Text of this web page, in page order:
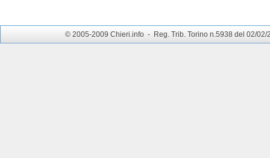
© 2005-2009 Chieri.info - Reg. Trib. Torino n.5938 del 02/02/